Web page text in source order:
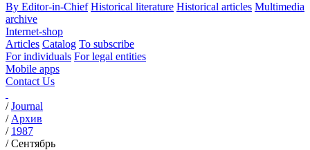
By Editor-in-Chief Historical literature Historical articles Multimedia
archive
Internet-shop
Articles Catalog To subscribe
For individuals For legal entities
Mobile apps
Contact Us
/Journal
/ Архив
/ 1987
/Сентябрь